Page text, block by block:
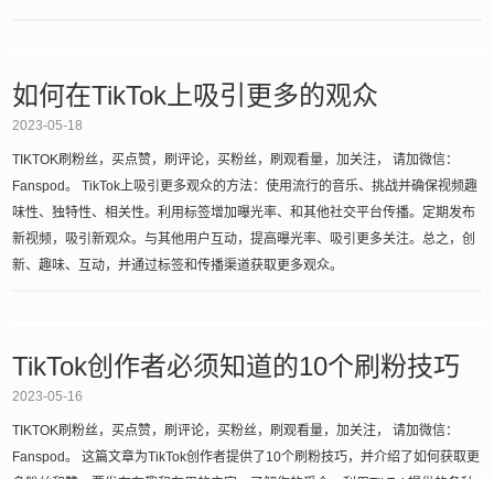
如何在TikTok上吸引更多的观众
2023-05-18
TIKTOK刷粉丝，买点赞，刷评论，买粉丝，刷观看量，加关注， 请加微信：
Fanspod。 TikTok上吸引更多观众的方法：使用流行的音乐、挑战并确保视频趣
味性、独特性、相关性。利用标签增加曝光率、和其他社交平台传播。定期发布
新视频，吸引新观众。与其他用户互动，提高曝光率、吸引更多关注。总之，创
新、趣味、互动，并通过标签和传播渠道获取更多观众。
TikTok创作者必须知道的10个刷粉技巧
2023-05-16
TIKTOK刷粉丝，买点赞，刷评论，买粉丝，刷观看量，加关注， 请加微信：
Fanspod。 这篇文章为TikTok创作者提供了10个刷粉技巧，并介绍了如何获取更